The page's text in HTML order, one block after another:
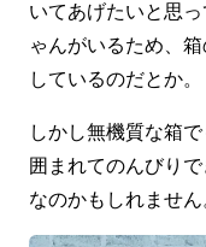
いてあげたいと思
ゃんがいるため、
しているのだとか。
しかし無機質な箱
囲まれてのんびり
なのかもしれません